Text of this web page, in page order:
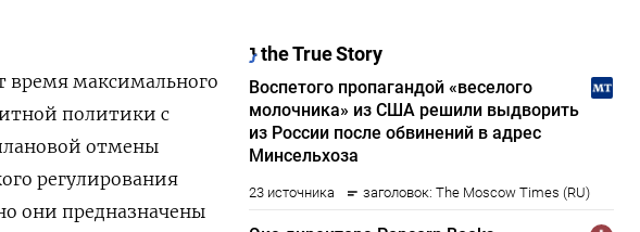
время максимального
политики с
отмены
регулирования
они предназначены